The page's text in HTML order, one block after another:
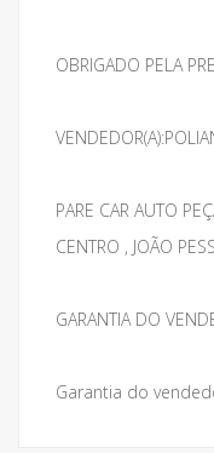
OBRIGADO PELA
PARE CAR AUTO
CENTRO , JOÃO
GARANTIA DO
Garantia do